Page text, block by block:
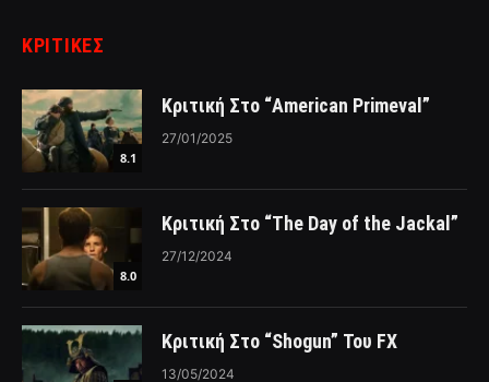
ΚΡΙΤΙΚΈΣ
8.1
Κριτική Στο “American Primeval”
27/01/2025
8.0
Κριτική Στο “The Day of the Jackal”
27/12/2024
Κριτική Στο “Shogun” Του FX
13/05/2024